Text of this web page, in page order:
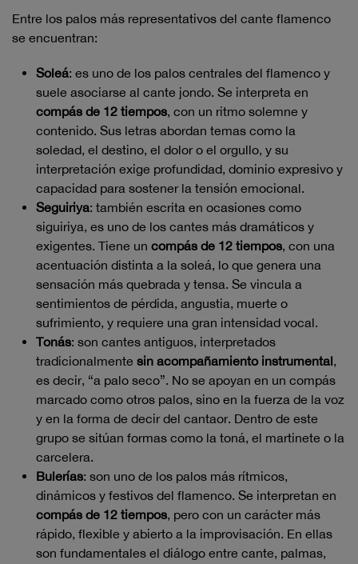
Entre los palos más representativos del cante flamenco
se encuentran:
Soleá: es uno de los palos centrales del flamenco y
suele asociarse al cante jondo. Se interpreta en
compás de 12 tiempos, con un ritmo solemne y
contenido. Sus letras abordan temas como la
soledad, el destino, el dolor o el orgullo, y su
interpretación exige profundidad, dominio expresivo y
capacidad para sostener la tensión emocional.
Seguiriya: también escrita en ocasiones como
siguiriya, es uno de los cantes más dramáticos y
exigentes. Tiene un compás de 12 tiempos, con una
acentuación distinta a la soleá, lo que genera una
sensación más quebrada y tensa. Se vincula a
sentimientos de pérdida, angustia, muerte o
sufrimiento, y requiere una gran intensidad vocal.
Tonás: son cantes antiguos, interpretados
tradicionalmente sin acompañamiento instrumental,
es decir, “a palo seco”. No se apoyan en un compás
marcado como otros palos, sino en la fuerza de la voz
y en la forma de decir del cantaor. Dentro de este
grupo se sitúan formas como la toná, el martinete o la
carcelera.
Bulerías: son uno de los palos más rítmicos,
dinámicos y festivos del flamenco. Se interpretan en
compás de 12 tiempos, pero con un carácter más
rápido, flexible y abierto a la improvisación. En ellas
son fundamentales el diálogo entre cante, palmas,